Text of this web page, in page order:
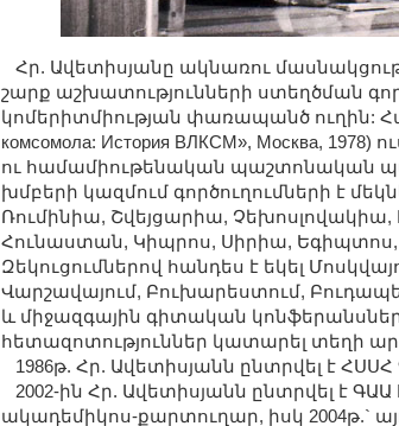
Հր. Ավետիսյանը ակնառու
շարք աշխատությունների ստեղծման
կոմերիտմիության փառապանծ ուղին:
комсомола: История ВЛКСМ», Москва,
ու համամիութենական պաշտոնական
խմբերի կազմում գործուղումների է
Ռումինիա, Շվեյցարիա,
Հունաստան, Կիպրոս, Սիրիա,
Զեկուցումներով հանդես է եկել
Վարշավայում, Բուխարեստում,
և միջազգային գիտական
հետազոտություններ կատարել տեղի
1986թ. Հր. Ավետիսյանն ընտրվել է
2002-ին Հր. Ավետիսյանն ընտրվել է
ակադեմիկոս-քարտուղար, իսկ 2004թ.`